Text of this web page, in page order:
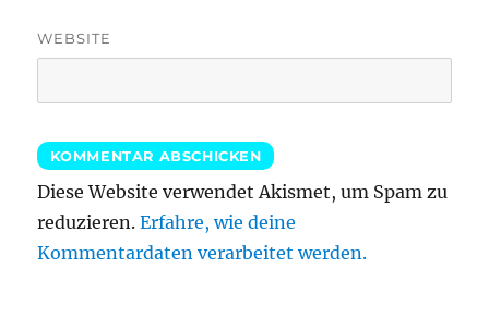
WEBSITE
Diese Website verwendet Akismet, um Spam zu
reduzieren.Erfahre, wie deine
Kommentardaten verarbeitet werden.